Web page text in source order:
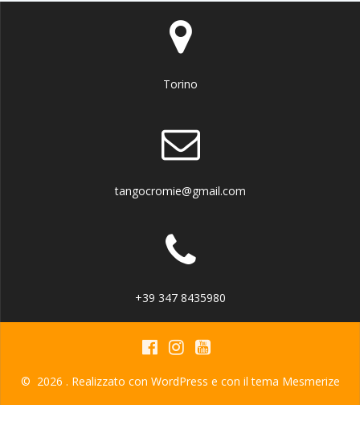
Torino
tangocromie@gmail.com
+39 347 8435980
© 2026 . Realizzato con WordPress e con il tema Mesmerize